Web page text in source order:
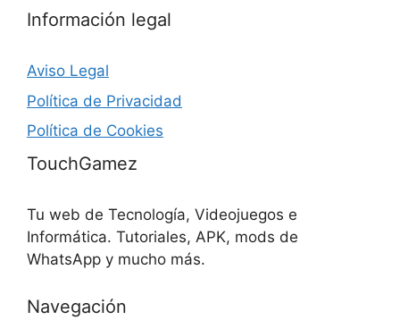
Información legal
Aviso Legal
Política de Privacidad
Política de Cookies
TouchGamez
Tu web de Tecnología, Videojuegos e
Informática. Tutoriales, APK, mods de
WhatsApp y mucho más.
Navegación